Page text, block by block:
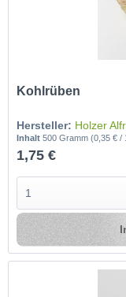
Kohlrüben
Hersteller: Holzer
Inhalt500 Gramm(0,35 € /
1,75 €